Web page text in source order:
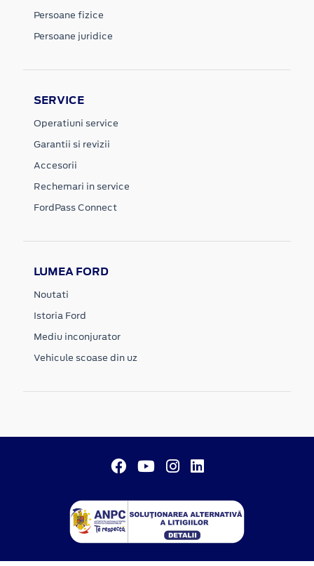
Persoane fizice
Persoane juridice
SERVICE
Operatiuni service
Garantii si revizii
Accesorii
Rechemari in service
FordPass Connect
LUMEA FORD
Noutati
Istoria Ford
Mediu inconjurator
Vehicule scoase din uz